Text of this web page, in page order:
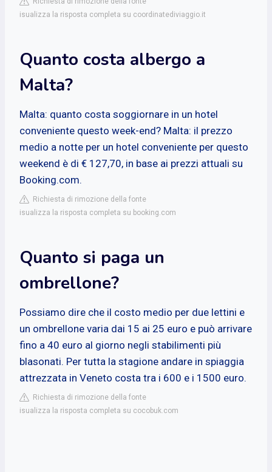
isualizza la risposta completa su coordinatediviaggio.it
Quanto costa albergo a
Malta?
Malta: quanto costa soggiornare in un hotel
conveniente questo week-end? Malta: il prezzo
medio a notte per un hotel conveniente per questo
weekend è di € 127,70, in base ai prezzi attuali su
Booking.com.
Richiesta di rimozione della fonte
isualizza la risposta completa su booking.com
Quanto si paga un
ombrellone?
Possiamo dire che il costo medio per due lettini e
un ombrellone varia dai 15 ai 25 euro e può arrivare
fino a 40 euro al giorno negli stabilimenti più
blasonati. Per tutta la stagione andare in spiaggia
attrezzata in Veneto costa tra i 600 e i 1500 euro.
Richiesta di rimozione della fonte
isualizza la risposta completa su cocobuk.com